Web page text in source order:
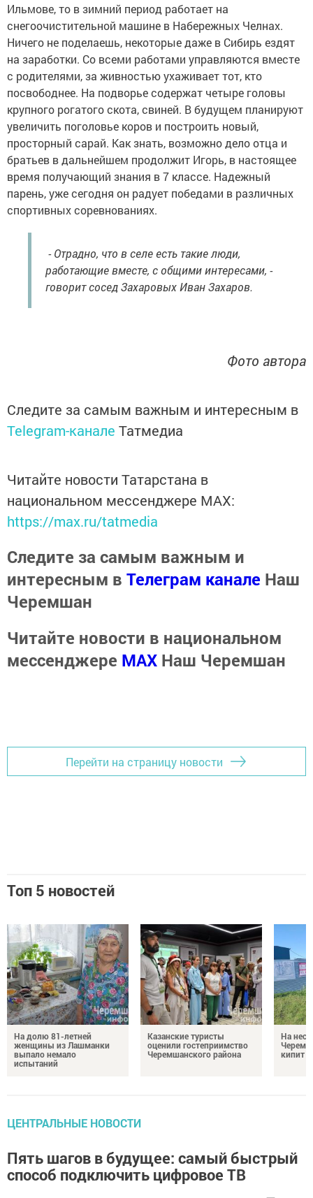
Ильмове, то в зимний период работает на
снегоочистительной машине в Набережных Челнах.
Ничего не поделаешь, некоторые даже в Сибирь ездят
на заработки. Со всеми работами управляются вместе
с родителями, за живностью ухаживает тот, кто
посвободнее. На подворье содержат четыре головы
крупного рогатого скота, свиней. В будущем планируют
увеличить поголовье коров и построить новый,
просторный сарай. Как знать, возможно дело отца и
братьев в дальнейшем продолжит Игорь, в настоящее
время получающий знания в 7 классе. Надежный
парень, уже сегодня он радует победами в различных
спортивных соревнованиях.
- Отрадно, что в селе есть такие люди,
работающие вместе, с общими интересами, -
говорит сосед Захаровых Иван Захаров.
Фото автора
Следите за самым важным и интересным в
Telegram-канале Татмедиа
Читайте новости Татарстана в
национальном мессенджере MАХ:
https://max.ru/tatmedia
Следите за самым важным и
интересным в Телеграм канале Наш
Черемшан
Читайте новости в национальном
мессенджере MАХ Наш Черемшан
Перейти на страницу новости
Топ 5 новостей
На долю 81-летней
женщины из Лашманки
выпало немало
испытаний
Казанские туристы
оценили гостеприимство
Черемшанского района
На
кипит
ЦЕНТРАЛЬНЫЕ НОВОСТИ
Пять шагов в будущее: самый быстрый
способ подключить цифровое ТВ